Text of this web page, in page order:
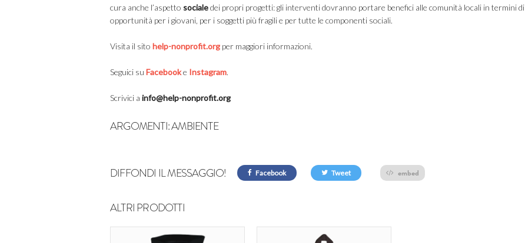
cura anche l’aspetto socialedei propri progetti: gli interventi dovranno portare benefici alle comunità locali in termini di
opportunità per i giovani, per i soggetti più fragili e per tutte le componenti sociali.
Visita il sito help-nonprofit.org per maggiori informazioni.
Seguici su Facebooke Instagram.
Scrivici a info@help-nonprofit.org
ARGOMENTI:AMBIENTE
DIFFONDI IL MESSAGGIO! Facebook Tweet embed
ALTRI PRODOTTI